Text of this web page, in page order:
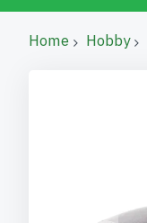
Home Hobby